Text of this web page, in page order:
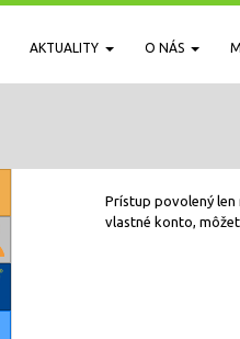
AKTUALITY O NÁS
Prístup povolený len
vlastné konto,